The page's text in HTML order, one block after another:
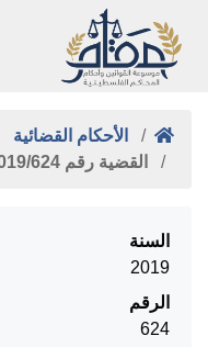
الأحكام القضائية
القضية رقم ‎624‏/‎2019‏ المنعقدة …
السنة
2019
الرقم
624